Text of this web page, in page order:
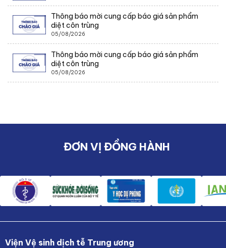
Thông báo mời cung cấp báo giá sản phẩm
diệt côn trùng
05/08/2026
Thông báo mời cung cấp báo giá sản phẩm
diệt côn trùng
05/08/2026
ĐƠN VỊ ĐỒNG HÀNH
Viện Vệ sinh dịch tễ Trung ương